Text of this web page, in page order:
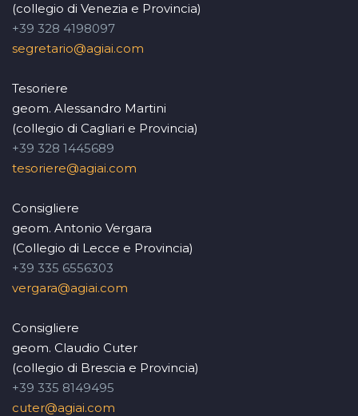
(collegio di Venezia e Provincia)
+39 328 4198097
segretario@agiai.com
Tesoriere
geom. Alessandro Martini
(collegio di Cagliari e Provincia)
+39 328 1445689
tesoriere@agiai.com
Consigliere
geom. Antonio Vergara
(Collegio di Lecce e Provincia)
+39 335 6556303
vergara@agiai.com
Consigliere
geom. Claudio Cuter
(collegio di Brescia e Provincia)
+39 335 8149495
cuter@agiai.com